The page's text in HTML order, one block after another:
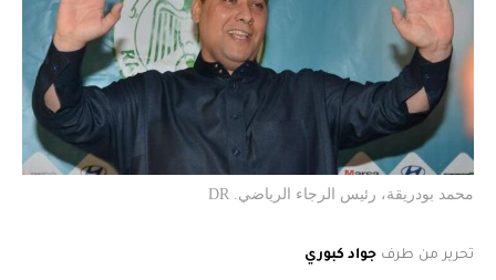
محمد بودريقة، رئيس الرجاء الرياضي. DR
تحرير من طرف جواد كبوري